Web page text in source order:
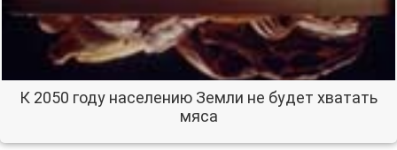
К 2050 году населению Земли не будет хватать
мяса